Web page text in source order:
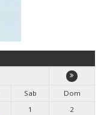
Sab
Dom
1
2